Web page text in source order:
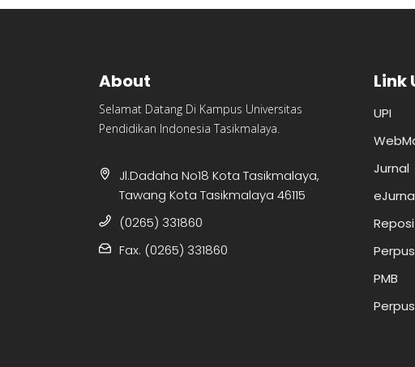
About
Selamat Datang Di Kampus Universitas
Pendidikan Indonesia Tasikmalaya.
Jl.Dadaha No18 Kota Tasikmalaya,
Tawang Kota Tasikmalaya 46115
(0265) 331860
Fax. (0265) 331860
Link
UPI
Jurnal
PMB